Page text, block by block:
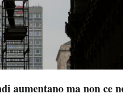
aumentano ma non ce